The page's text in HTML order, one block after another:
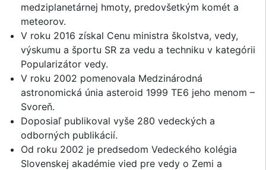
medziplanetárnej hmoty, predovšetkým komét a
meteorov.
V roku 2016 získal Cenu ministra školstva, vedy,
výskumu a športu SR za vedu a techniku v kategórii
Popularizátor vedy.
V roku 2002 pomenovala Medzinárodná
astronomická únia asteroid 1999 TE6 jeho menom –
Svoreň.
Doposiaľ publikoval vyše 280 vedeckých a
odborných publikácií.
Od roku 2002 je predsedom Vedeckého kolégia
Slovenskej akadémie vied pre vedy o Zemi a